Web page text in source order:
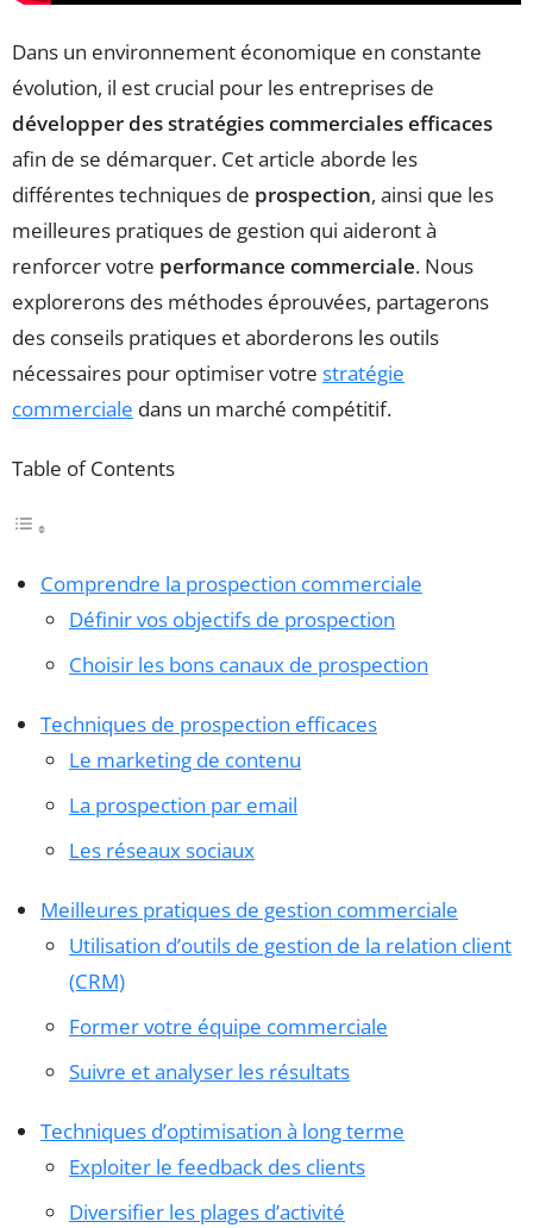
Dans un environnement économique en constante
évolution, il est crucial pour les entreprises de
développer des stratégies commerciales efficaces
afin de se démarquer. Cet article aborde les
différentes techniques de prospection, ainsi que les
meilleures pratiques de gestion qui aideront à
renforcer votre performance commerciale. Nous
explorerons des méthodes éprouvées, partagerons
des conseils pratiques et aborderons les outils
nécessaires pour optimiser votre stratégie
commerciale dans un marché compétitif.
Table of Contents
Comprendre la prospection commerciale
Définir vos objectifs de prospection
Choisir les bons canaux de prospection
Techniques de prospection efficaces
Le marketing de contenu
La prospection par email
Les réseaux sociaux
Meilleures pratiques de gestion commerciale
Utilisation d’outils de gestion de la relation client
(CRM)
Former votre équipe commerciale
Suivre et analyser les résultats
Techniques d’optimisation à long terme
Exploiter le feedback des clients
Diversifier les plages d’activité